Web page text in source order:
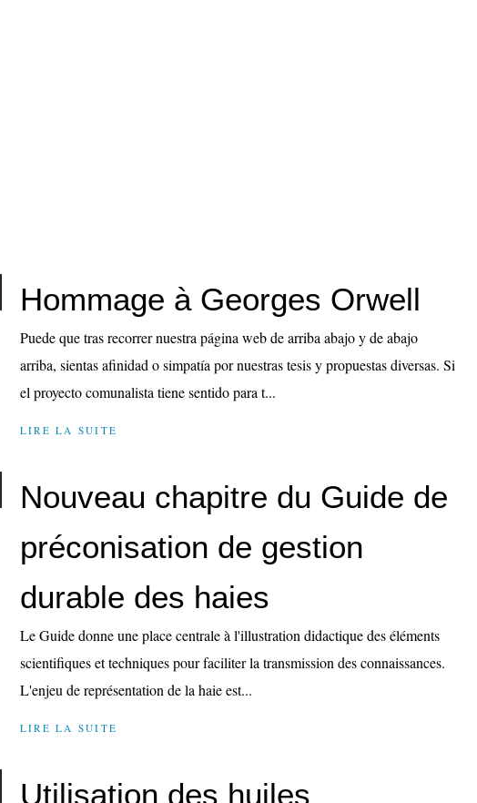
Hommage à Georges Orwell
Puede que tras recorrer nuestra página web de arriba abajo y de abajo
arriba, sientas afinidad o simpatía por nuestras tesis y propuestas diversas. Si
el proyecto comunalista tiene sentido para t...
LIRE LA SUITE
Nouveau chapitre du Guide de
préconisation de gestion
durable des haies
Le Guide donne une place centrale à l'illustration didactique des éléments
scientifiques et techniques pour faciliter la transmission des connaissances.
L'enjeu de représentation de la haie est...
LIRE LA SUITE
Utilisation des huiles